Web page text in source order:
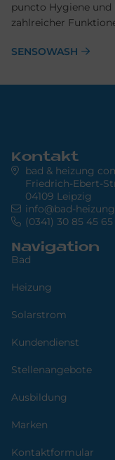
puncto Hygiene und
zahlreicher
SENSOWASH
Kontakt
bad & heizung
Friedrich-Ebert-
04109 Leipzig
info@bad-
(0341) 30 85 45 65
Navigation
Bad
Heizung
Solarstrom
Kundendienst
Stellenangebote
Ausbildung
Marken
Kontaktformular